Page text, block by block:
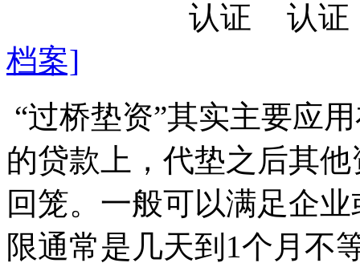
档案]
“过桥垫资”其实主要应
的贷款上，代垫之后其
回笼。一般可以满足企
限通常是几天到1个月不